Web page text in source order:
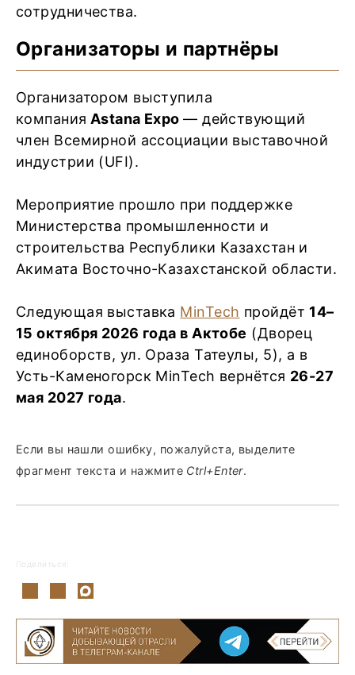
сотрудничества.
Организаторы и партнёры
Организатором выступила
компания Astana Expo— действующий
член Всемирной ассоциации выставочной
индустрии (UFI).
Мероприятие прошло при поддержке
Министерства промышленности и
строительства Республики Казахстан и
Акимата Восточно-Казахстанской области.
Следующая выставка MinTech пройдёт 14–
15 октября 2026 года в Актобе (Дворец
единоборств, ул. Ораза Татеулы, 5), а в
Усть-Каменогорск MinTech вернётся 26-27
мая 2027 года.
Если вы нашли ошибку, пожалуйста, выделите
фрагмент текста и нажмите Ctrl+Enter.
Поделиться: